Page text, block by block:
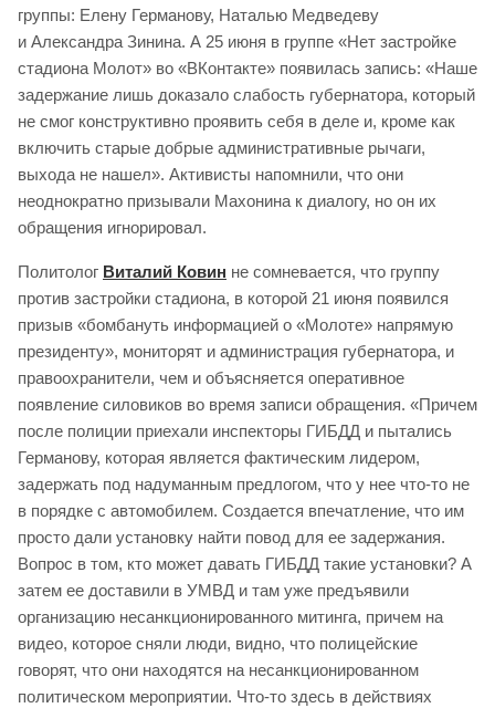
группы: Елену Германову, Наталью Медведеву
и Александра Зинина. А 25 июня в группе «Нет застройке
стадиона Молот» во «ВКонтакте» появилась запись: «Наше
задержание лишь доказало слабость губернатора, который
не смог конструктивно проявить себя в деле и, кроме как
включить старые добрые административные рычаги,
выхода не нашел». Активисты напомнили, что они
неоднократно призывали Махонина к диалогу, но он их
обращения игнорировал.
Политолог Виталий Ковин не сомневается, что группу
против застройки стадиона, в которой 21 июня появился
призыв «бомбануть информацией о «Молоте» напрямую
президенту», мониторят и администрация губернатора, и
правоохранители, чем и объясняется оперативное
появление силовиков во время записи обращения. «Причем
после полиции приехали инспекторы ГИБДД и пытались
Германову, которая является фактическим лидером,
задержать под надуманным предлогом, что у нее что-то не
в порядке с автомобилем. Создается впечатление, что им
просто дали установку найти повод для ее задержания.
Вопрос в том, кто может давать ГИБДД такие установки? А
затем ее доставили в УМВД и там уже предъявили
организацию несанкционированного митинга, причем на
видео, которое сняли люди, видно, что полицейские
говорят, что они находятся на несанкционированном
политическом мероприятии. Что-то здесь в действиях